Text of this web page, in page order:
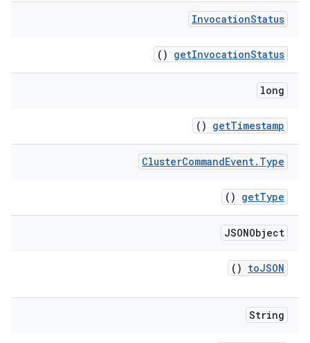
InvocationStatus
getInvocationStatus
()
long
getTimestamp
()
ClusterCommandEvent. Type
getType
()
JSONObject
toJSON
()
String